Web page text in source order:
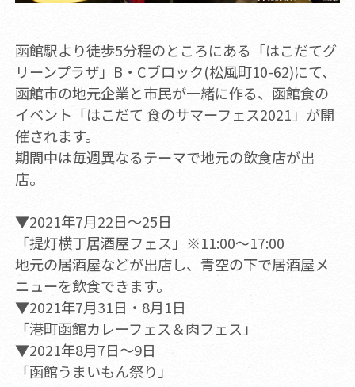
函館駅より徒歩5分程のところにある「はこだてグ
リーンプラザ」B・Cブロック(松風町10-62)にて、
函館市の地元企業と市民が一緒に作る、函館食の
イベント「はこだて 食のサマーフェス2021」が開
催されます。
期間中は毎週異なるテーマで地元の飲食店が出
店。
▼2021年7月22日～25日
「提灯横丁居酒屋フェス」※11:00～17:00
地元の居酒屋などが出店し、青空の下で居酒屋メ
ニューを飲食できます。
▼2021年7月31日・8月1日
「港町函館カレーフェス＆肉フェス」
▼2021年8月7日～9日
「函館うまいもん祭り」